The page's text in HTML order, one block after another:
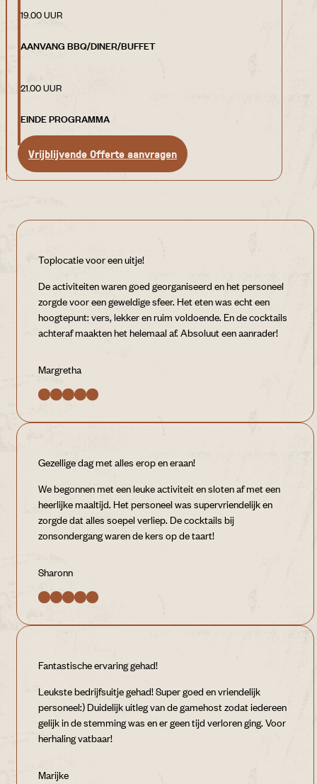
19.00 UUR
AANVANG BBQ/DINER/BUFFET
21.00 UUR
EINDE PROGRAMMA
Vrijblijvende Offerte aanvragen
Toplocatie voor een uitje!
De activiteiten waren goed georganiseerd en het personeel
zorgde voor een geweldige sfeer. Het eten was echt een
hoogtepunt: vers, lekker en ruim voldoende. En de cocktails
achteraf maakten het helemaal af. Absoluut een aanrader!
Margretha
Gezellige dag met alles erop en eraan!
We begonnen met een leuke activiteit en sloten af met een
heerlijke maaltijd. Het personeel was supervriendelijk en
zorgde dat alles soepel verliep. De cocktails bij
zonsondergang waren de kers op de taart!
Sharonn
Fantastische ervaring gehad!
Leukste bedrijfsuitje gehad! Super goed en vriendelijk
personeel:) Duidelijk uitleg van de gamehost zodat iedereen
gelijk in de stemming was en er geen tijd verloren ging. Voor
herhaling vatbaar!
Marijke